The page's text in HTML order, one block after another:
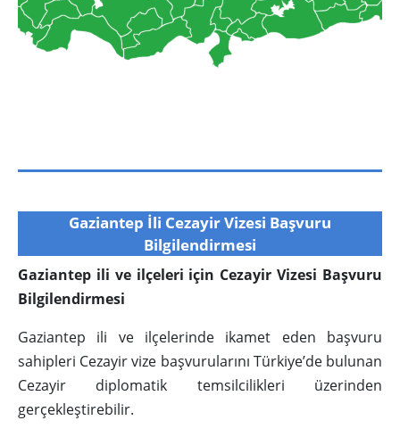
Gaziantep İli Cezayir Vizesi Başvuru
Bilgilendirmesi
Gaziantep ili ve ilçeleri için Cezayir Vizesi Başvuru
Bilgilendirmesi
Gaziantep ili ve ilçelerinde ikamet eden başvuru
sahipleri Cezayir vize başvurularını Türkiye’de bulunan
Cezayir diplomatik temsilcilikleri üzerinden
gerçekleştirebilir.